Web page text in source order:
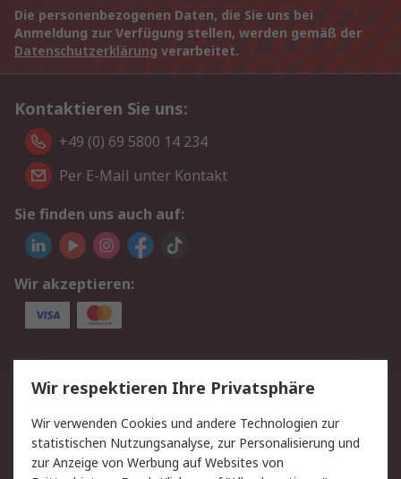
Die personenbezogenen Daten, die Sie uns bei
Anmeldung zur Verfügung stellen, werden gemäß der
Datenschutzerklärung verarbeitet.
Kontaktieren Sie uns:
+49 (0) 69 5800 14 234
Per E-Mail unter Kontakt
Sie finden uns auch auf:
Wir akzeptieren:
Service
Value Added Services
Lieferlösungen
Rücksendungen
Kontakt
Hilfe
Privatkunden
Wir respektieren Ihre Privatsphäre
Wir verwenden Cookies und andere Technologien zur
statistischen Nutzungsanalyse, zur Personalisierung und
zur Anzeige von Werbung auf Websites von